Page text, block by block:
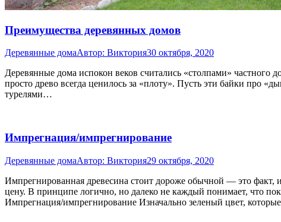
Преимущества деревянных домов
Деревянные домаАвтор: Виктория30 октября, 2020
Деревянные дома испокон веков считались «столпами»
просто древо всегда ценилось за «плоту». Пусть эти байки про
турелями…
Импрегнация/импрегнирование
Деревянные домаАвтор: Виктория29 октября, 2020
Импрегнированная древесина стоит дороже обычной — это факт,
цену. В принципе логично, но далеко не каждый понимает, что
Импрегнация/импрегнирование Изначально зеленый цвет,